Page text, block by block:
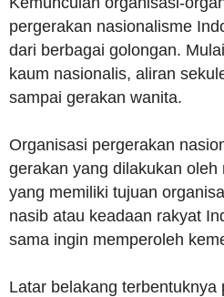
pergerakan nasionalisme
dari berbagai golongan.
kaum nasionalis, aliran
sampai gerakan wanita.
Organisasi pergerakan
gerakan yang dilakukan
yang memiliki tujuan
nasib atau keadaan rakyat
sama ingin memperoleh
Latar belakang terbentuknya